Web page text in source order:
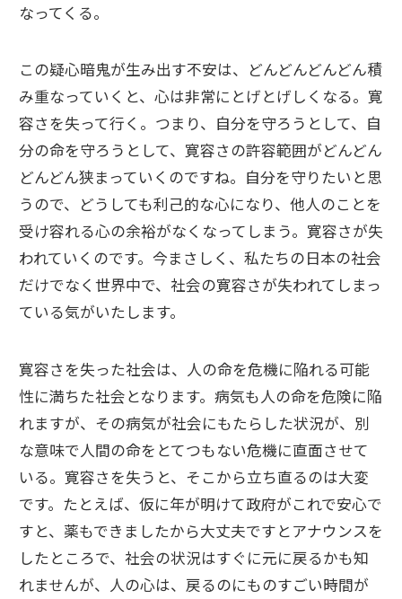
なってくる。
この疑心暗鬼が生み出す不安は、どんどんどんどん積
み重なっていくと、心は非常にとげとげしくなる。寛
容さを失って行く。つまり、自分を守ろうとして、自
分の命を守ろうとして、寛容さの許容範囲がどんどん
どんどん狭まっていくのですね。自分を守りたいと思
うので、どうしても利己的な心になり、他人のことを
受け容れる心の余裕がなくなってしまう。寛容さが失
われていくのです。今まさしく、私たちの日本の社会
だけでなく世界中で、社会の寛容さが失われてしまっ
ている気がいたします。
寛容さを失った社会は、人の命を危機に陥れる可能
性に満ちた社会となります。病気も人の命を危険に陥
れますが、その病気が社会にもたらした状況が、別
な意味で人間の命をとてつもない危機に直面させて
いる。寛容さを失うと、そこから立ち直るのは大変
です。たとえば、仮に年が明けて政府がこれで安心で
すと、薬もできましたから大丈夫ですとアナウンスを
したところで、社会の状況はすぐに元に戻るかも知
れませんが、人の心は、戻るのにものすごい時間が